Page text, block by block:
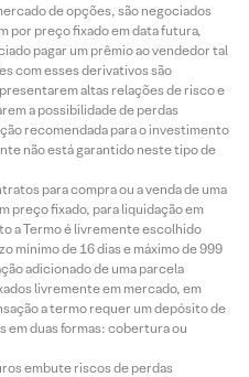
de opções, são negociados
por preço fixado em data futura,
pagar um prêmio ao vendedor tal
com esses derivativos são
altas relações de risco e
a possibilidade de perdas
recomendada para o investimento
não está garantido neste tipo de
para compra ou a venda de uma
preço fixado, para liquidação em
a Termo é livremente escolhido
mínimo de 16 dias e máximo de 999
adicionado de uma parcela
livremente em mercado, em
a termo requer um depósito de
em duas formas: cobertura ou
embute riscos de perdas